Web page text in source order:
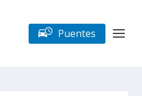
Puentes